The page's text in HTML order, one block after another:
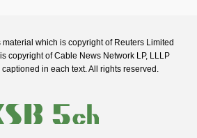
which is copyright of Reuters Limited
copyright of Cable News Network LP, LLLP
in each text. All rights reserved.